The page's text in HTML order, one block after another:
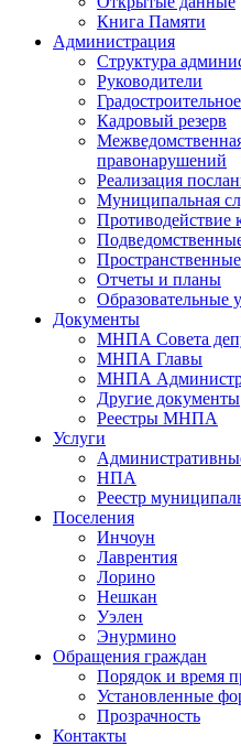
Книга Памяти
Администрация
Структура
Руководители
Кадровый резерв
правонарушений
Реализация
Муниципальная
Противодействие
Отчеты и планы
Образовательные
Документы
МНПА Совета
МНПА Главы
МНПА
Другие документы
Реестры МНПА
Услуги
НПА
Реестр
Поселения
Инчоун
Лаврентия
Лорино
Нешкан
Уэлен
Энурмино
Обращения граждан
Порядок и время
Установленные
Прозрачность
Контакты